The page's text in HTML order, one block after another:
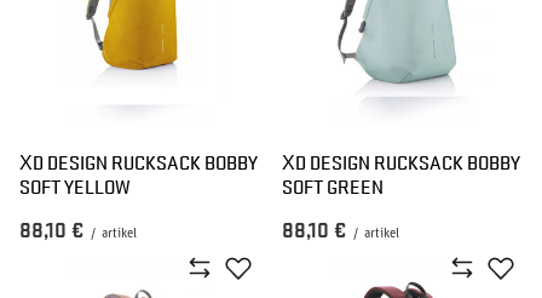
XD DESIGN RUCKSACK BOBBY
SOFT YELLOW
88,10 € / artikel
XD DESIGN RUCKSACK BOBBY
SOFT GREEN
88,10 € / artikel